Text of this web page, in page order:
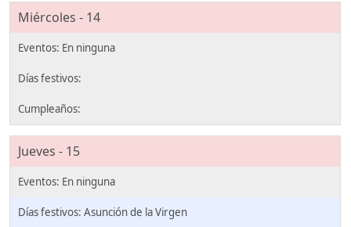
Miércoles - 14
Jueves - 15
Asunción de la Virgen